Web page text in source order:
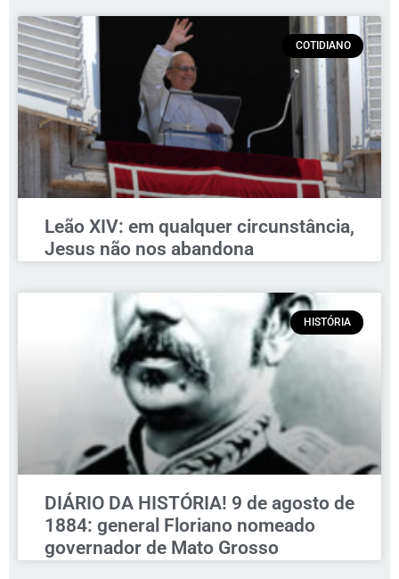
COTIDIANO
Leão XIV: em qualquer circunstância,
Jesus não nos abandona
HISTÓRIA
DIÁRIO DA HISTÓRIA! 9 de agosto de
1884: general Floriano nomeado
governador de Mato Grosso